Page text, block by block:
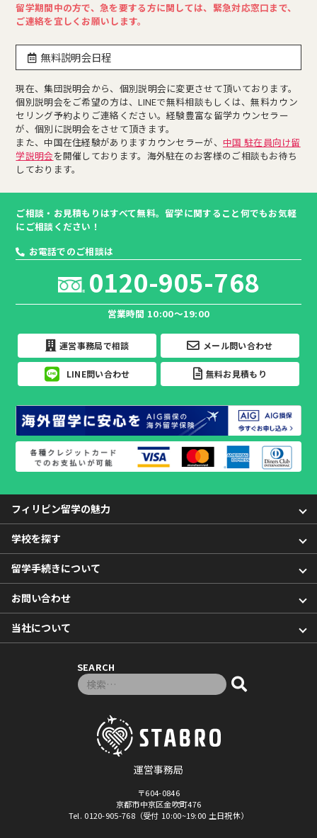
留学期間中の方で、急を要する方に関しては、緊急対応窓口まで、
ご連絡を宜しくお願いします。
無料説明会日程
現在、集団説明会から、個別説明会に変更させて頂いております。
個別説明会をご希望の方は、LINEで無料相談もしくは、無料カウン
セリング予約よりご連絡ください。経験豊富な留学カウンセラー
が、個別に説明会をさせて頂きます。
また、中国在住経験がありますカウンセラーが、 中国 駐在員向け留
学説明会を開催しております。海外駐在のお客様のご相談もお待ち
しております。
ご相談・お見積もりはすべて無料。留学に関すること何でもお気軽
にご相談ください！
お電話でのご相談は
0120-905-768
営業時間 10:00～19:00
運営事務局で相談 メール問い合わせ
LINE問い合わせ 無料お見積もり
フィリピン留学の魅力
学校を探す
留学手続きについて
お問い合わせ
当社について
SEARCH
検索対象:
運営事務局
〒604-0846
京都市中京区金吹町476
Tel. 0120-905-768（受付 10:00~19:00 土日祝休）